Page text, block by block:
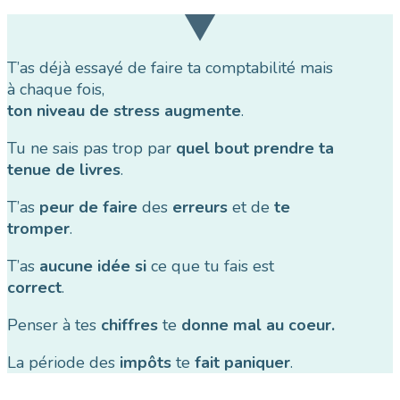
T’as déjà essayé de faire ta comptabilité mais
à chaque fois,
ton niveau de stress augmente.
Tu ne sais pas trop par quel bout prendre ta
tenue de livres.
T’as peur de faire des erreurs et de te
tromper.
T’as aucune idée si ce que tu fais est
correct.
Penser à tes chiffres te donne mal au coeur.
La période des impôts te fait paniquer.